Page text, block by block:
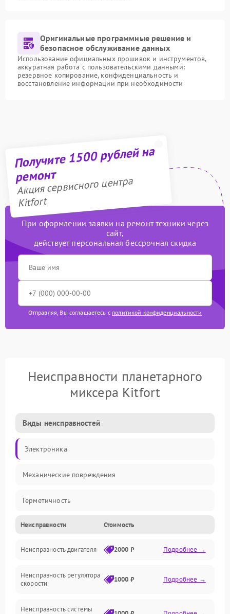
Оригинальные программные решение и
безопасное обслуживание данных
Использование официальных прошивок и инструментов,
аккуратная работа с пользовательскими данными:
резервное копирование, конфиденциальность и
восстановление информации при необходимости
Получите 1500 рублей на
ремонт
Акция сервисного центра
Kitfort
При оформлении заявки на ремонт техники через
сайт,
действует персональная бессрочная скидка
Отправляя, Вы соглашаетесь с политикой конфиденциальности
Неисправности планетарного
миксера Kitfort
Виды неисправностей
Электроника
Механические повреждения
Герметичность
Механика
Электропитание
Привод
Неисправности Стоимость
Неисправность двигателя 2000 ₽ Подробнее →
Неисправность регулятора
скорости
1000 ₽ Подробнее →
Неисправность системы